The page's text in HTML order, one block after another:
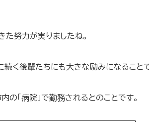
努力が実りましたね。
く後輩たちにも大きな励みになることで
「病院」で勤務されるとのことです。